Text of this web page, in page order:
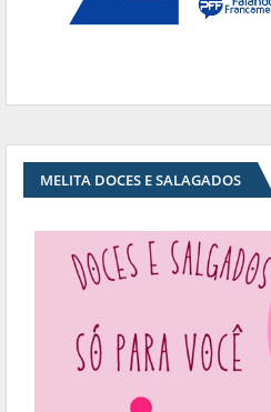
MELITA DOCES E SALAGADOS